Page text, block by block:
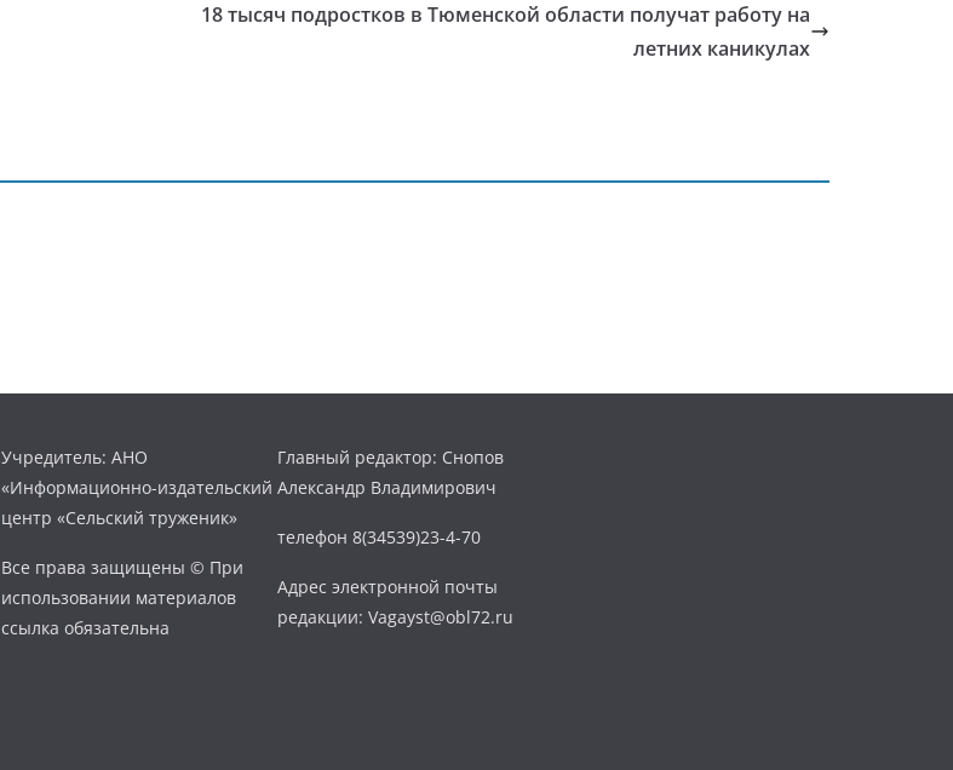
18 тысяч подростков в Тюменской области получат работу на
летних каникулах
Учредитель: АНО
«Информационно-издательский
центр «Сельский труженик»
Все права защищены © При
использовании материалов
ссылка обязательна
Главный редактор: Снопов
Александр Владимирович
телефон 8(34539)23-4-70
Адрес электронной почты
редакции: Vagayst@obl72.ru